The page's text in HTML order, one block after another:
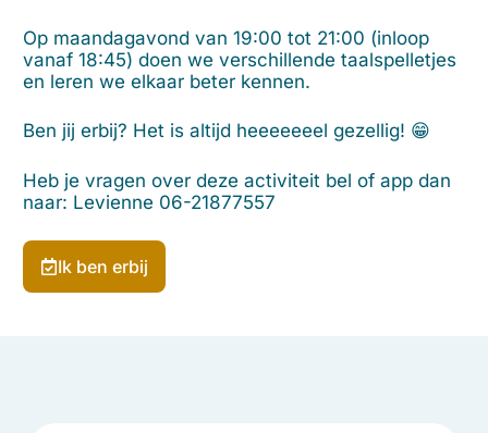
Op maandagavond van 19:00 tot 21:00 (inloop
vanaf 18:45) doen we verschillende taalspelletjes
en leren we elkaar beter kennen.
Ben jij erbij? Het is altijd heeeeeeel gezellig! 😁
Heb je vragen over deze activiteit bel of app dan
naar: Levienne 06-21877557
Ik ben erbij